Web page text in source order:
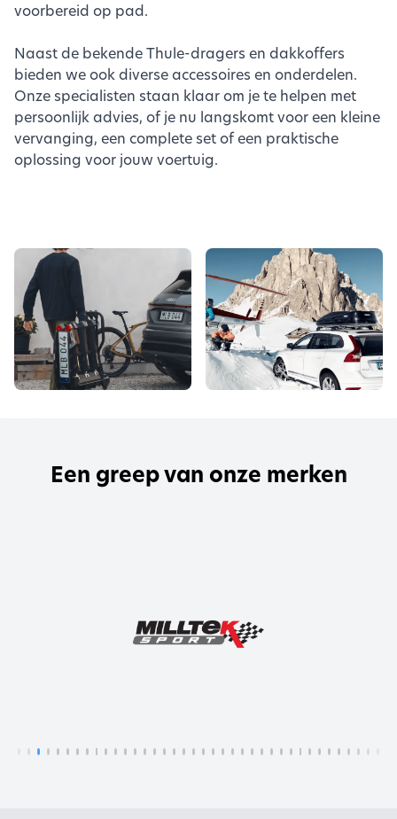
voorbereid op pad.
Naast de bekende Thule-dragers en dakkoffers
bieden we ook diverse accessoires en onderdelen.
Onze specialisten staan klaar om je te helpen met
persoonlijk advies, of je nu langskomt voor een kleine
vervanging, een complete set of een praktische
oplossing voor jouw voertuig.
Een greep van onze merken